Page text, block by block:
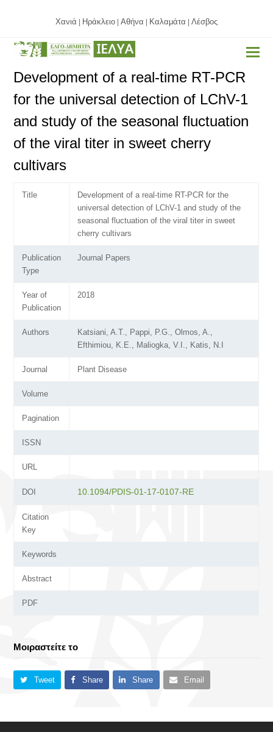
Χανιά Ηράκλειο Αθήνα Καλαμάτα Λέσβος
Development of a real-time RT-PCR
for the universal detection of LChV-1
and study of the seasonal fluctuation
of the viral titer in sweet cherry
cultivars
Title
Development of a real-time RT-PCR for the
universal detection of LChV-1 and study of the
seasonal fluctuation of the viral titer in sweet
cherry cultivars
Publication
Type
Journal Papers
Year of
Publication
2018
Authors
Katsiani, A.T., Pappi, P.G., Olmos, A.,
Efthimiou, K.Ε., Maliogka, V.I., Katis, N.I
Journal Plant Disease
Volume
Pagination
ISSN
URL
DOI 10.1094/PDIS-01-17-0107-RE
Citation
Key
Keywords
Abstract
PDF
Μοιραστείτε το
Tweet Share Share Email